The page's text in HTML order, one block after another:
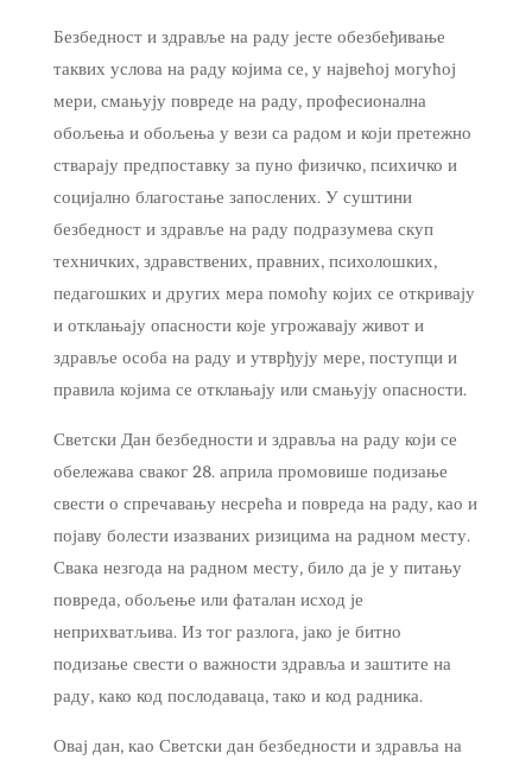
Безбедност и здравље на раду јесте обезбеђивање
таквих услова на раду којима се, у највећој могућој
мери, смањују повреде на раду, професионална
обољења и обољења у вези са радом и који претежно
стварају предпоставку за пуно физичко, психичко и
социјално благостање запослених. У суштини
безбедност и здравље на раду подразумева скуп
техничких, здравствених, правних, психолошких,
педагошких и других мера помоћу којих се откривају
и отклањају опасности које угрожавају живот и
здравље особа на раду и утврђују мере, поступци и
правила којима се отклањају или смањују опасности.
Светски Дан безбедности и здравља на раду који се
обележава сваког 28. априла промовише подизање
свести о спречавању несрећа и повреда на раду, као и
појаву болести изазваних ризицима на радном месту.
Свака незгода на радном месту, било да је у питању
повреда, обољење или фаталан исход је
неприхватљива. Из тог разлога, јако је битно
подизање свести о важности здравља и заштите на
раду, како код послодаваца, тако и код радника.
Овај дан, као Светски дан безбедности и здравља на